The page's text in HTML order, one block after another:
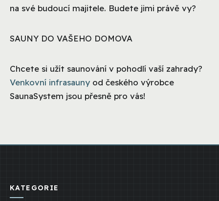
na své budoucí majitele. Budete jimi právě vy?
SAUNY DO VAŠEHO DOMOVA
Chcete si užít saunování v pohodlí vaší zahrady?
Venkovní infrasauny od českého výrobce
SaunaSystem jsou přesně pro vás!
KATEGORIE